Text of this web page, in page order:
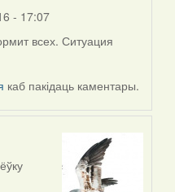
- 17:07
всех. Ситуация
каб пакідаць каментары.